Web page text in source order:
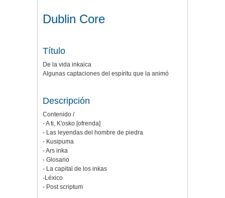
Dublin Core
Título
De la vida inkaica
Algunas captaciones del espíritu que la animó
Descripción
Contenido /
- A ti, K'osko [ofrenda]
- Las leyendas del hombre de piedra
- Kusipuma
- Ars inka
- Glosario
- La capital de los inkas
-Léxico
- Post scriptum